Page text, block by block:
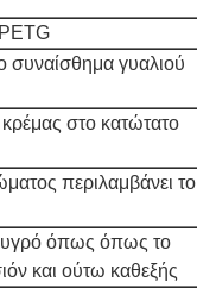
συναίσθημα γυαλιού
κρέμας στο κατώτατο
περιλαμβάνει το
υγρό όπως όπως το
και ούτω καθεξής